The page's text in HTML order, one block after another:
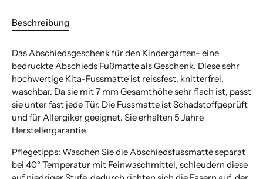
Beschreibung
Das Abschiedsgeschenk für den Kindergarten- eine
bedruckte Abschieds Fußmatte als Geschenk. Diese sehr
hochwertige Kita-Fussmatte ist reissfest, knitterfrei,
waschbar. Da sie mit 7 mm Gesamthöhe sehr flach ist, passt
sie unter fast jede Tür. Die Fussmatte ist Schadstoffgeprüft
und für Allergiker geeignet. Sie erhalten 5 Jahre
Herstellergarantie.
Pflegetipps: Waschen Sie die Abschiedsfussmatte separat
bei 40° Temperatur mit Feinwaschmittel, schleudern diese